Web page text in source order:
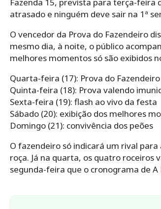
Fazenda 15, prevista para terça-feira
atrasado e ninguém deve sair na 1ª
O vencedor da Prova do Fazendeiro
mesmo dia, à noite, o público
melhores momentos só são exibidos
Quarta-feira (17): Prova do
Quinta-feira (18): Prova valendo
Sexta-feira (19): flash ao vivo da festa
Sábado (20): exibição dos melhores
Domingo (21): convivência dos peões
O fazendeiro só indicará um rival
roça. Já na quarta, os quatro roceiros
segunda-feira que o cronograma de